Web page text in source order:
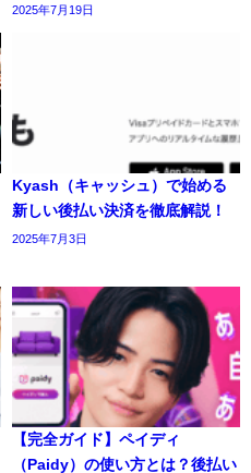
2025年7月19日
Kyash（キャッシュ）で始める
新しい後払い決済を徹底解説！
2025年7月3日
【完全ガイド】ペイディ
（Paidy）の使い方とは？後払い